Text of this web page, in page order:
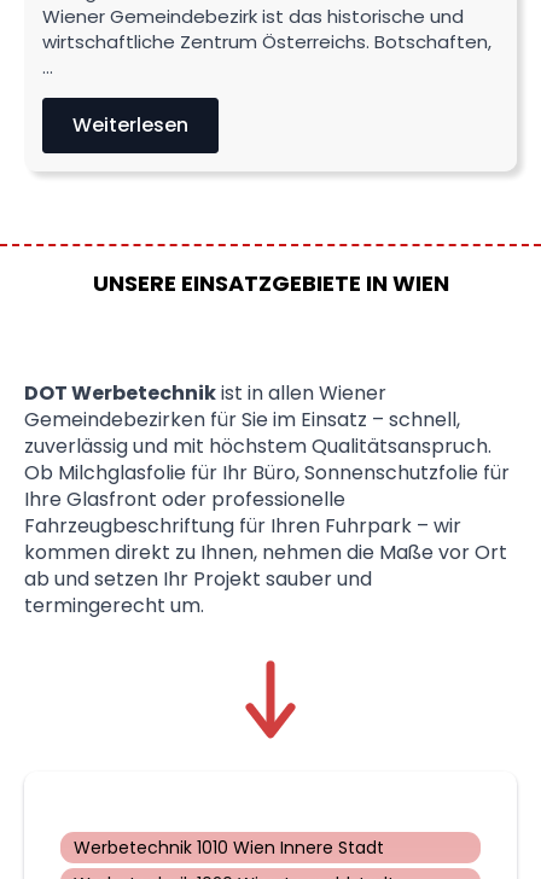
Wiener Gemeindebezirk ist das historische und
wirtschaftliche Zentrum Österreichs. Botschaften,
…
Weiterlesen
UNSERE EINSATZGEBIETE IN WIEN
DOT Werbetechnikist in allen Wiener
Gemeindebezirken für Sie im Einsatz – schnell,
zuverlässig und mit höchstem Qualitätsanspruch.
Ob Milchglasfolie für Ihr Büro, Sonnenschutzfolie für
Ihre Glasfront oder professionelle
Fahrzeugbeschriftung für Ihren Fuhrpark – wir
kommen direkt zu Ihnen, nehmen die Maße vor Ort
ab und setzen Ihr Projekt sauber und
termingerecht um.
Werbetechnik 1010 Wien Innere Stadt